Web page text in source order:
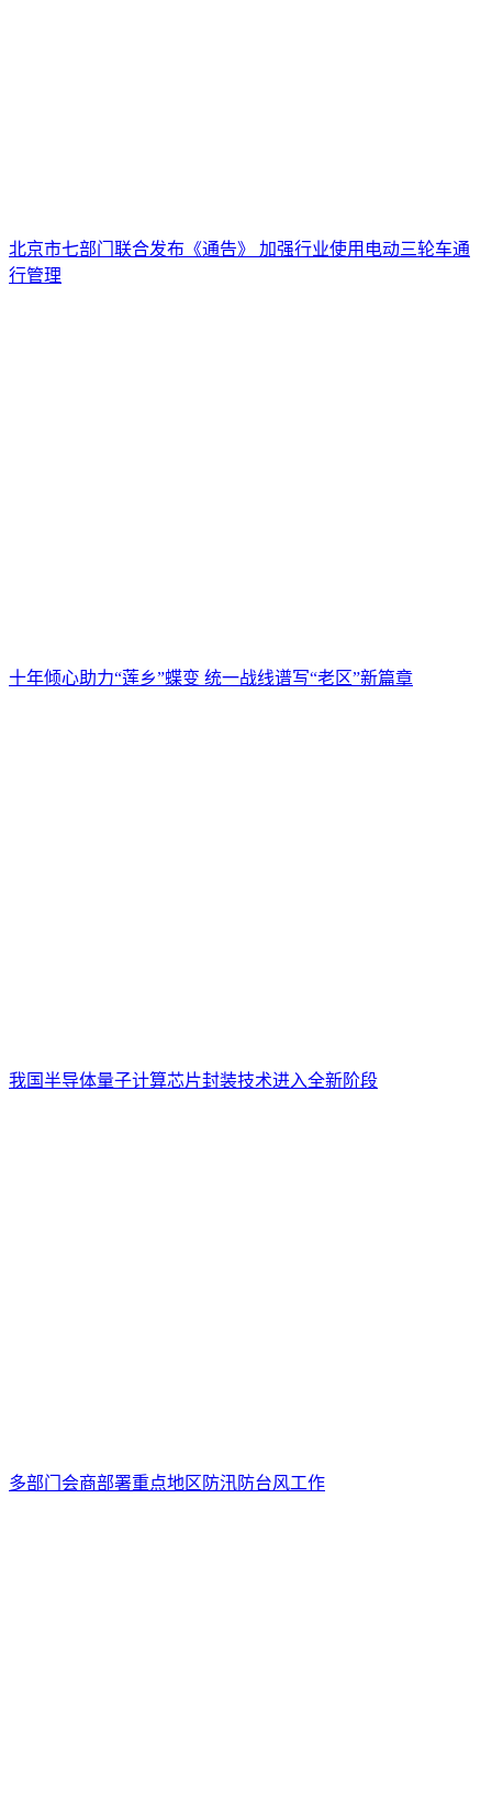
北京市七部门联合发布《通告》 加强行业使用电动三轮车通
行管理
十年倾心助力“莲乡”蝶变 统一战线谱写“老区”新篇章
我国半导体量子计算芯片封装技术进入全新阶段
多部门会商部署重点地区防汛防台风工作